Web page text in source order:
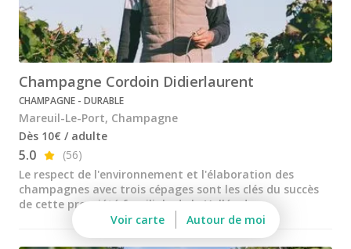
Champagne Taittinger
Champagne Veuve Clicquot
Pressoria
Petits producteurs de champagne
Ateliers d’assemblage
Ateliers sabrage Champagne
Cours d'oenologie
Visite cave & dégustation vin Alsace
Champagne Cordoin Didierlaurent
CHAMPAGNE - DURABLE
Mareuil-Le-Port, Champagne
Dès 10€ / adulte
5.0
(56)
Le respect de l'environnement et l'élaboration des
champagnes avec trois cépages sont les clés du succès
de cette propriété familiale de la Vallée de ...
Voir carte
Autour de moi